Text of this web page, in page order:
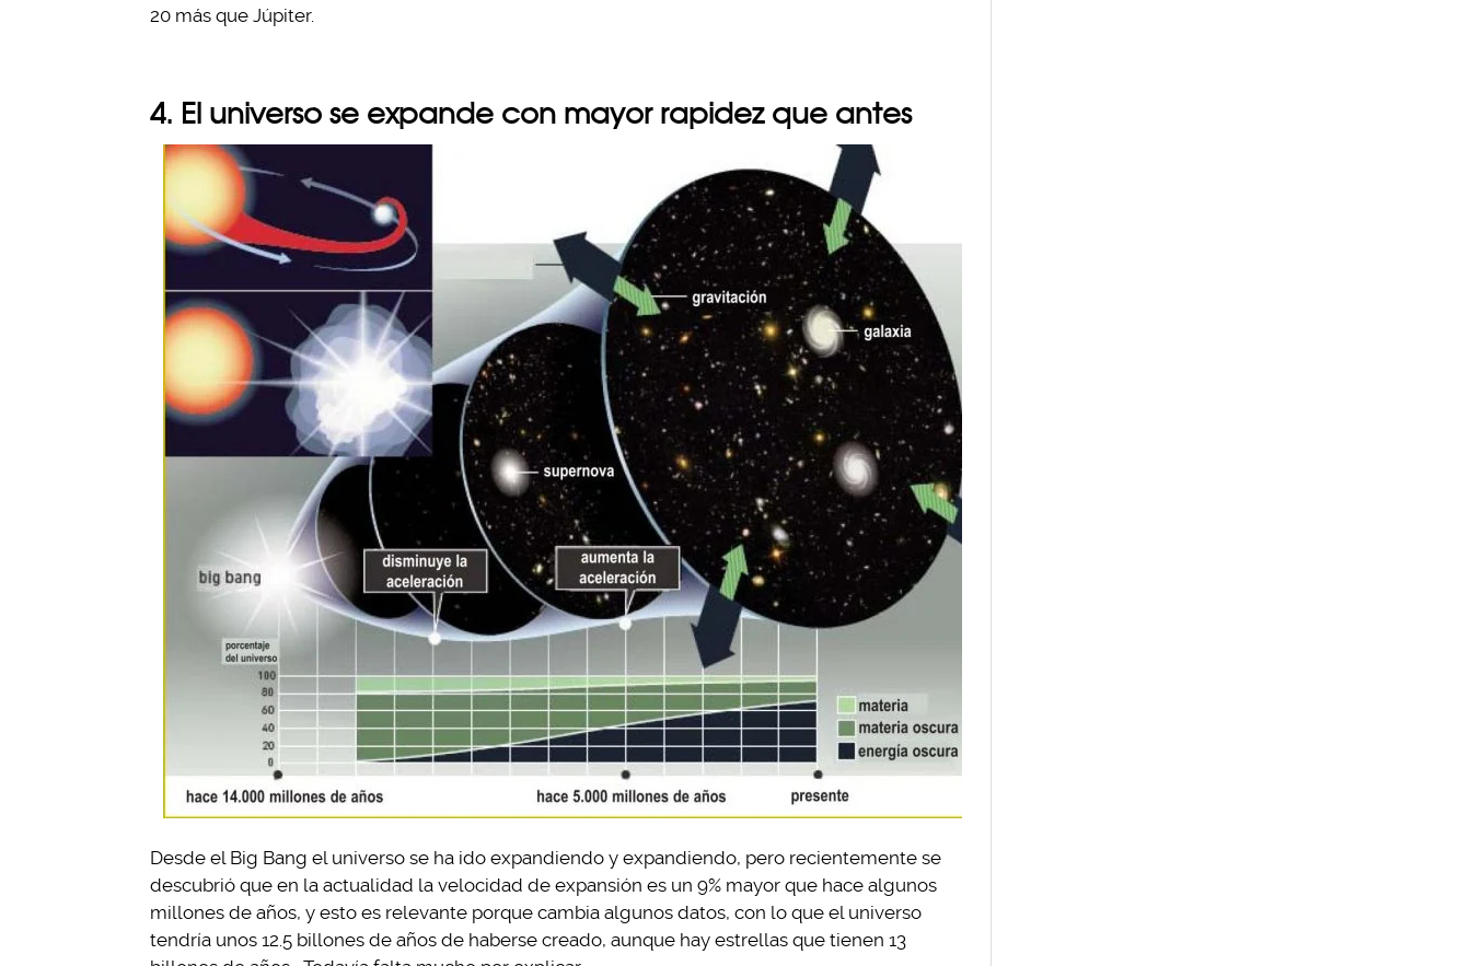
20 más que Júpiter.
4. El universo se expande con mayor rapidez que antes
Desde el Big Bang el universo se ha ido expandiendo y expandiendo, pero recientemente se
descubrió que en la actualidad la velocidad de expansión es un 9% mayor que hace algunos
millones de años, y esto es relevante porque cambia algunos datos, con lo que el universo
tendría unos 12.5 billones de años de haberse creado, aunque hay estrellas que tienen 13